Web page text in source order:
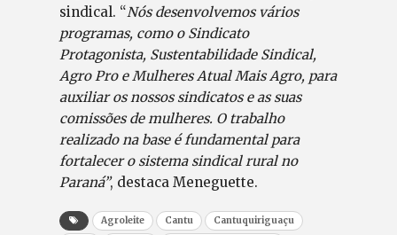
sindical. “Nós desenvolvemos vários
programas, como o Sindicato
Protagonista, Sustentabilidade Sindical,
Agro Pro e Mulheres Atual Mais Agro, para
auxiliar os nossos sindicatos e as suas
comissões de mulheres. O trabalho
realizado na base é fundamental para
fortalecer o sistema sindical rural no
Paraná”, destaca Meneguette.
Agroleite Cantu
Cantuquiriguaçu